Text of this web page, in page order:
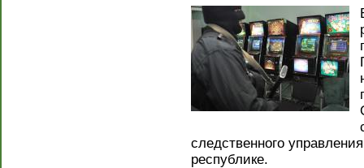
следственного
республике.